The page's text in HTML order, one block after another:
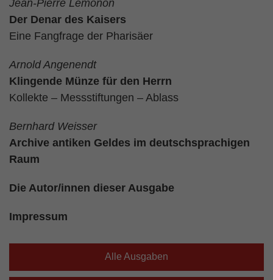
Jean-Pierre Lémonon
Der Denar des Kaisers
Eine Fangfrage der Pharisäer
Arnold Angenendt
Klingende Münze für den Herrn
Kollekte – Messstiftungen – Ablass
Bernhard Weisser
Archive antiken Geldes im deutschsprachigen
Raum
Die Autor/innen dieser Ausgabe
Impressum
Alle Ausgaben